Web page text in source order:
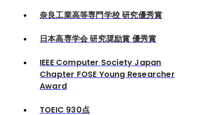
奈良工業高等専門学校 研究優秀賞
日本高専学会 研究奨励賞 優秀賞
IEEE Computer Society Japan
Chapter FOSE Young Researcher
Award
TOEIC 930点